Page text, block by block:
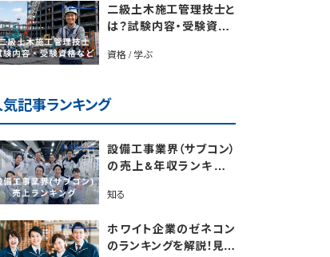
二級土木施工管理技士と
は？試験内容・受験資格・
資格 / 学ぶ
記事ランキング
設備工事業界（サブコン）
の売上&年収ランキング
設備ジャンル別】今後の動
知る
ホワイト企業のゼネコン
のランキングを解説！見極